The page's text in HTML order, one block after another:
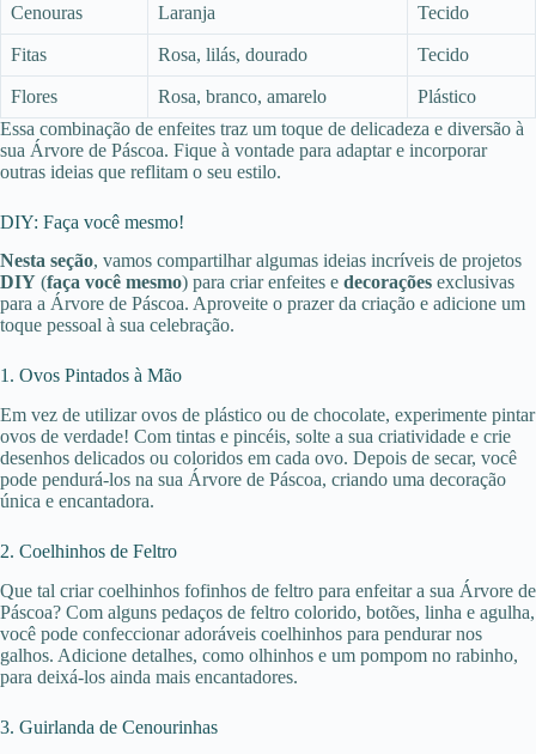
Cenouras Laranja Tecido
Fitas Rosa, lilás, dourado Tecido
Flores Rosa, branco, amarelo
Plástico
Essa combinação de enfeites traz um toque de delicadeza e diversão à
sua Árvore de Páscoa. Fique à vontade para adaptar e incorporar
outras ideias que reflitam o seu estilo.
DIY: Faça você mesmo!
Nesta seção, vamos compartilhar algumas ideias incríveis de projetos
DIY (faça você mesmo) para criar enfeites e decorações exclusivas
para a Árvore de Páscoa. Aproveite o prazer da criação e adicione um
toque pessoal à sua celebração.
1. Ovos Pintados à Mão
Em vez de utilizar ovos de plástico ou de chocolate, experimente pintar
ovos de verdade! Com tintas e pincéis, solte a sua criatividade e crie
desenhos delicados ou coloridos em cada ovo. Depois de secar, você
pode pendurá-los na sua Árvore de Páscoa, criando uma decoração
única e encantadora.
2. Coelhinhos de Feltro
Que tal criar coelhinhos fofinhos de feltro para enfeitar a sua Árvore de
Páscoa? Com alguns pedaços de feltro colorido, botões, linha e agulha,
você pode confeccionar adoráveis coelhinhos para pendurar nos
galhos. Adicione detalhes, como olhinhos e um pompom no rabinho,
para deixá-los ainda mais encantadores.
3. Guirlanda de Cenourinhas